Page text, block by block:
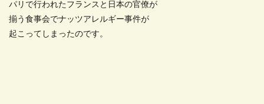
パリで行われたフランスと日本の官僚が
揃う食事会でナッツアレルギー事件が
起こってしまったのです。